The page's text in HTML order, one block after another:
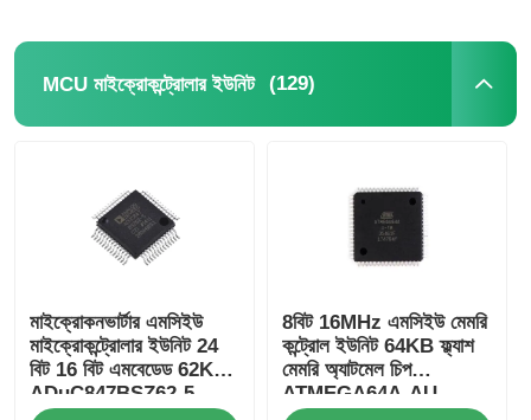
সলিড স্টেট রিলে
যোগাযোগ অ্যান্টেনা
সংযোগকারী
MCU মাইক্রোকন্ট্রোলার ইউনিট (129)
মাইক্রোকনভার্টার এমসিইউ
মাইক্রোকন্ট্রোলার ইউনিট 24
বিট 16 বিট এমবেডেড 62KB
ADuC847BSZ62-5
8বিট 16MHz এমসিইউ মেমরি
কন্ট্রোল ইউনিট 64KB ফ্ল্যাশ
মেমরি অ্যাটমেল চিপ
ATMEGA64A-AU